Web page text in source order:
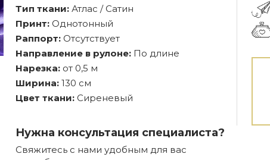
Тип ткани: Атлас / Сатин
Принт: Однотонный
Раппорт: Отсутствует
Направление в рулоне: По длине
Нарезка: от 0,5 м
Ширина: 130 см
Цвет ткани: Сиреневый
Нужна консультация специалиста?
Свяжитесь с нами удобным для вас